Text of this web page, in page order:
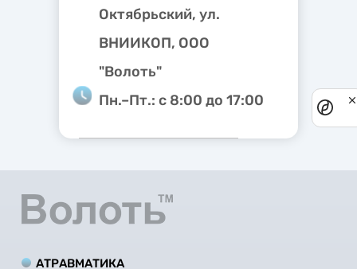
Октябрьский, ул.
ВНИИКОП, ООО
"Волоть"
Пн.–Пт.: с 8:00 до 17:00
АТРАВМАТИКА